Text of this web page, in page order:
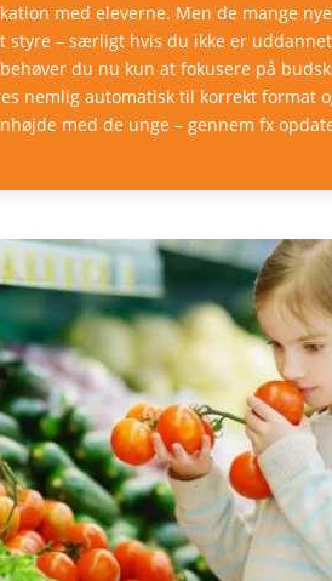
med eleverne. Men de mange
styre – særligt hvis du ikke er
du nu kun at fokusere på
nemlig automatisk til korrekt format
med de unge – gennem fx